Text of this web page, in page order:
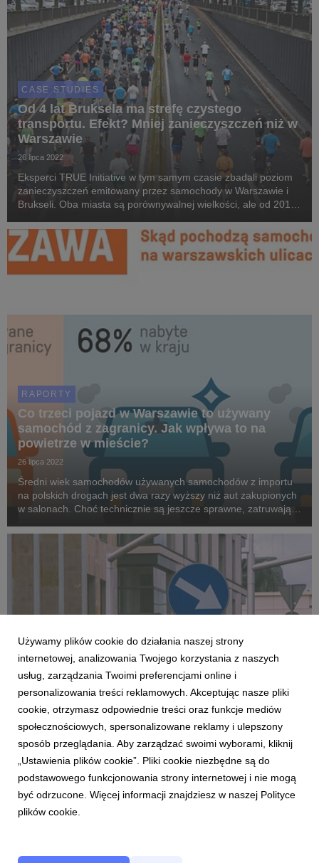
CASE STUDIES
Od 4 lat Bruksela ma strefę czystego
transportu. Efekt? Mniej zanieczyszczeń niż w
Warszawie
26 lipca 2022
Eksperci TRUE Initiative w tym samym czasie zbadali poziom
zanieczyszczeń emitowany przez samochody w Warszawie i
Brukseli. Oba miasta są porównywalnej wielkości, ale od 2018
promujące bardziej ekologiczne pojazd...
RAPORTY
Co trzeci pojazd w Warszawie to używany
samochód z zagranicy. Jak wpływa to na
powietrze w mieście?
26 lipca 2022
Średni wiek samochodów używanych samochodów z importu
na polskich drogach jest dwa razy wyższy niż aut zakupionych
w salonach. Choć technicznie są jeszcze sprawne, zatruwają
Warszawie to jedna z głównych przyczyn słabej...
RAPORTY
Mieszkańcy Mazowsza chcą zakazu palenia
węglem w Warszawie i w podwarszawskim
obwarzanku
Z badania przeprowadzonego wśród mieszkańców Mazowsza
przez Europejskie Centrum Czystego Powietrza wynika, że
ponad 2/3 z nich jest za zakazem palenia węglem w
Używamy plików cookie do działania naszej strony
internetowej, analizowania Twojego korzystania z naszych
usług, zarządzania Twoimi preferencjami online i
personalizowania treści reklamowych. Akceptując nasze pliki
cookie, otrzymasz odpowiednie treści oraz funkcje mediów
społecznościowych, spersonalizowane reklamy i ulepszony
sposób przeglądania. Aby zarządzać swoimi wyborami, kliknij
„Ustawienia plików cookie”. Pliki cookie niezbędne są do
podstawowego funkcjonowania strony internetowej i nie mogą
być odrzucone. Więcej informacji znajdziesz w naszej Polityce
plików cookie.